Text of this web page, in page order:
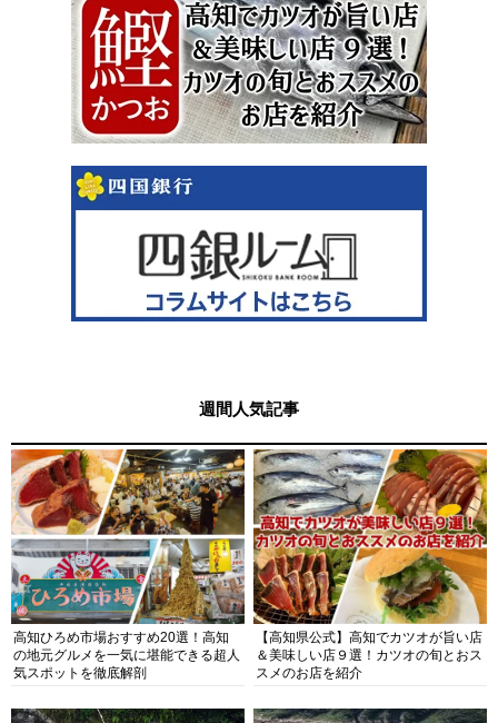
週間人気記事
高知ひろめ市場おすすめ20選！高知
の地元グルメを一気に堪能できる超人
気スポットを徹底解剖
【高知県公式】高知でカツオが旨い店
＆美味しい店９選！カツオの旬とおス
スメのお店を紹介